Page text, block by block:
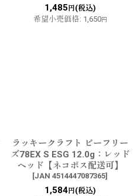
1,485 円(税込)
希望小売価格: 1,650円
ラッキークラフト ビーフリー
ズ78EX S ESG 12.0g：レッド
ヘッド【ネコポス配送可】
[JAN 4514447087365]
1,584円(税込)